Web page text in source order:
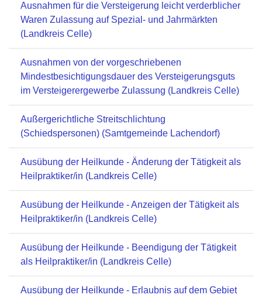
Ausnahmen für die Versteigerung leicht verderblicher
Waren Zulassung auf Spezial- und Jahrmärkten
(Landkreis Celle)
Ausnahmen von der vorgeschriebenen
Mindestbesichtigungsdauer des Versteigerungsguts
im Versteigerergewerbe Zulassung (Landkreis Celle)
Außergerichtliche Streitschlichtung
(Schiedspersonen) (Samtgemeinde Lachendorf)
Ausübung der Heilkunde - Änderung der Tätigkeit als
Heilpraktiker/in (Landkreis Celle)
Ausübung der Heilkunde - Anzeigen der Tätigkeit als
Heilpraktiker/in (Landkreis Celle)
Ausübung der Heilkunde - Beendigung der Tätigkeit
als Heilpraktiker/in (Landkreis Celle)
Ausübung der Heilkunde - Erlaubnis auf dem Gebiet